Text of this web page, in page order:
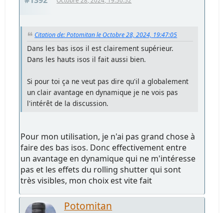
Citation de: Potomitan le Octobre 28, 2024, 19:47:05
Dans les bas isos il est clairement supérieur.
Dans les hauts isos il fait aussi bien.
Si pour toi ça ne veut pas dire qu'il a globalement
un clair avantage en dynamique je ne vois pas
l'intérêt de la discussion.
Pour mon utilisation, je n'ai pas grand chose à
faire des bas isos. Donc effectivement entre
un avantage en dynamique qui ne m'intéresse
pas et les effets du rolling shutter qui sont
très visibles, mon choix est vite fait
Potomitan